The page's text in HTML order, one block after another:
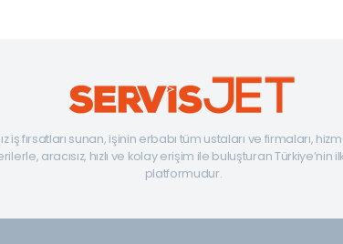
iş fırsatları sunan, işinin erbabı tüm ustaları ve firmaları,
aracısız, hızlı ve kolay erişim ile buluşturan Türkiye’nin
platformudur.